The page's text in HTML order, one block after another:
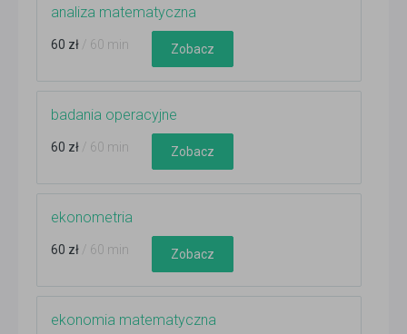
analiza matematyczna
60 zł / 60 min Zobacz
badania operacyjne
60 zł / 60 min Zobacz
ekonometria
60 zł / 60 min Zobacz
ekonomia matematyczna